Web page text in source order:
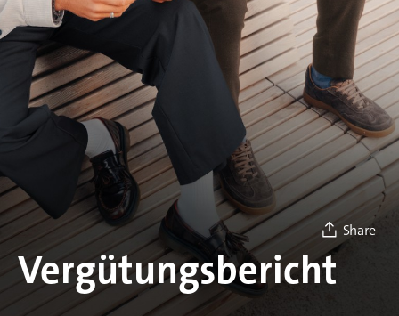
Vergütungsbericht
Share